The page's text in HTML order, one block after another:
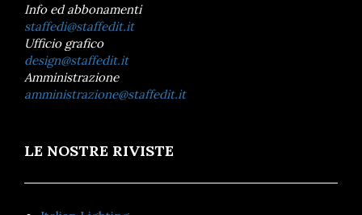
Info ed abbonamenti
staffedi@staffedit.it
Ufficio grafico
design@staffedit.it
Amministrazione
amministrazione@staffedit.it
LE NOSTRE RIVISTE